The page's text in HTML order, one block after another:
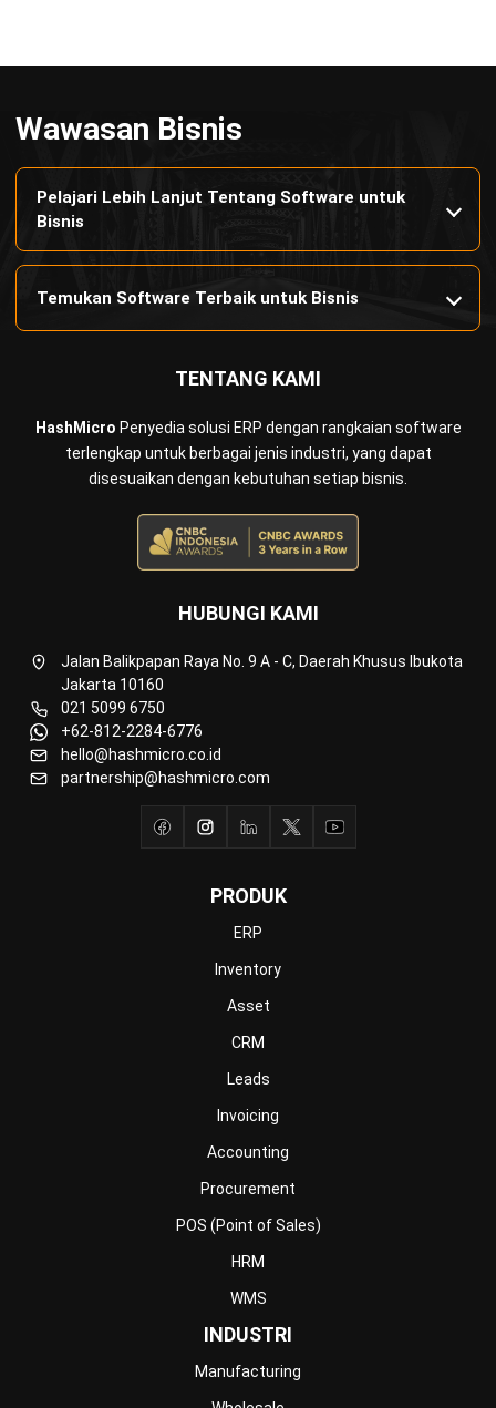
TENTANG KAMI
HashMicro Penyedia solusi ERP dengan rangkaian software
terlengkap untuk berbagai jenis industri, yang dapat
disesuaikan dengan kebutuhan setiap bisnis.
PRODUK
ERP
Inventory
Asset
CRM
Leads
Invoicing
Accounting
Procurement
POS (Point of Sales)
HRM
WMS
INDUSTRI
Manufacturing
HUBUNGI KAMI
Jalan Balikpapan Raya No. 9 A - C, Daerah Khusus Ibukota
Jakarta 10160
021 5099 6750
+62-812-2284-6776
hello@hashmicro.co.id
partnership@hashmicro.com
Wawasan Bisnis
Pelajari Lebih Lanjut Tentang Software untuk
Bisnis
Temukan Software Terbaik untuk Bisnis